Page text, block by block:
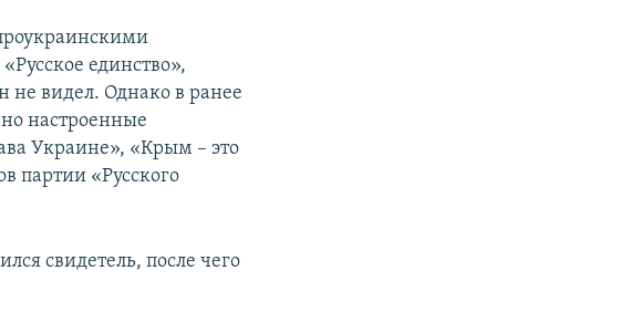
единство»,
не видел. Однако в ранее
настроенные
Украине», «Крым – это
партии «Русского
свидетель, после чего